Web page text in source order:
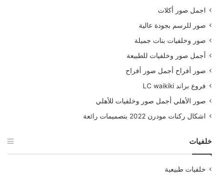
اجمل صور أكلات
صور للرسم بجودة عالية
صور وخلفيات بنات جميلة
أجمل صور وخلفيات للطبيعة
صور أفراح أجمل صور أفراح
فروع براند LC waikiki
صور الأهلي أجمل صور وخلفيات للأهلي
اشكال ركنات مودرن 2022 بتصميمات رائعة
خلفيات
خلفيات طبيعية